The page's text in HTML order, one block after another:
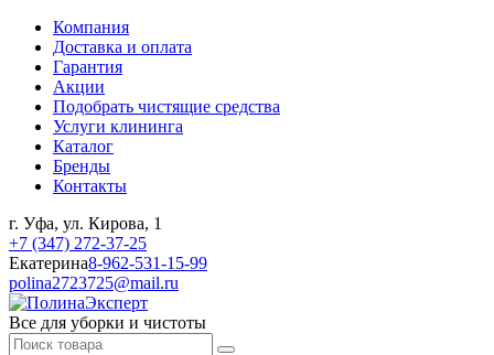
Компания
Доставка и оплата
Гарантия
Акции
Подобрать чистящие средства
Услуги клининга
Каталог
Бренды
Контакты
г. Уфа, ул. Кирова, 1
+7 (347) 272-37-25
Екатерина8-962-531-15-99
polina2723725@mail.ru
Все для уборки и чистоты